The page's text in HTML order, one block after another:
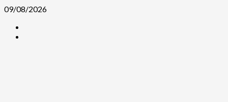
Skip
content
09/08/2026